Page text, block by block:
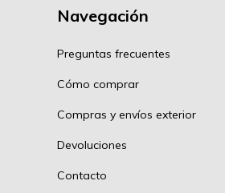
Navegación
Preguntas frecuentes
Cómo comprar
Compras y envíos exterior
Devoluciones
Contacto